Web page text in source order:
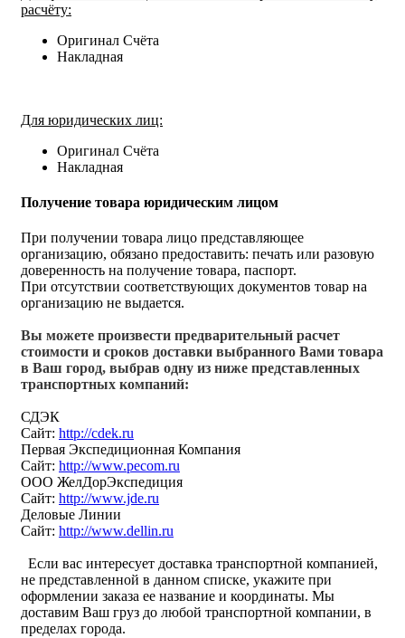
расчёту:
Оригинал Счёта
Накладная
Для юридических лиц:
Оригинал Счёта
Накладная
Получение товара юридическим лицом
При получении товара лицо представляющее
организацию, обязано предоставить: печать или разовую
доверенность на получение товара, паспорт.
При отсутствии соответствующих документов товар на
организацию не выдается.
Вы можете произвести предварительный расчет
стоимости и сроков доставки выбранного Вами товара
в Ваш город, выбрав одну из ниже представленных
транспортных компаний:
СДЭК
Сайт: http://cdek.ru
Первая Экспедиционная Компания
Сайт: http://www.pecom.ru
ООО ЖелДорЭкспедиция
Сайт: http://www.jde.ru
Деловые Линии
Сайт: http://www.dellin.ru
Если вас интересует доставка транспортной компанией,
не представленной в данном списке, укажите при
оформлении заказа ее название и координаты. Мы
доставим Ваш груз до любой транспортной компании, в
пределах города.